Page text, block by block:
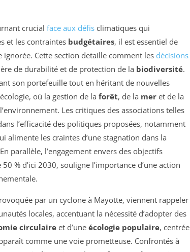
crucial face aux défis climatiques qui
et les contraintes budgétaires, il est essentiel de
ignorée. Cette section detaille comment les décisions
de durabilité et de protection de la biodiversité.
son portefeuille tout en héritant de nouvelles
où la gestion de la forêt, de la mer et de la
Les critiques des associations telles
l’efficacité des politiques proposées, notamment
alimente les craintes d’une stagnation dans la
parallèle, l’engagement envers des objectifs
50 % d’ici 2030, souligne l’importance d’une action
par un cyclone à Mayotte, viennent rappeler
locales, accentuant la nécessité d’adopter des
circulaire et d’une écologie populaire, centrée
comme une voie prometteuse. Confrontés à